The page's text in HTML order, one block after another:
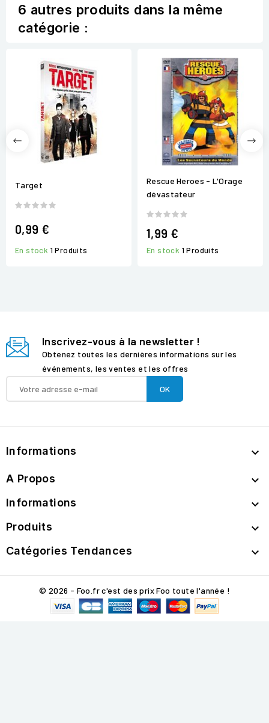
6 autres produits dans la même
catégorie :
Target
0,99 €
En stock 1 Produits
Rescue Heroes - L'Orage
dévastateur
1,99 €
En stock 1 Produits
Inscrivez-vous à la newsletter !
Obtenez toutes les dernières informations sur les
événements, les ventes et les offres
Informations 
A Propos 
Informations 
Produits 
Catégories Tendances 
© 2026 - Foo.fr c'est des prix Foo toute l'année !